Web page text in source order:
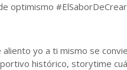
optimismo
aliento yo a ti mismo se
histórico, storytime